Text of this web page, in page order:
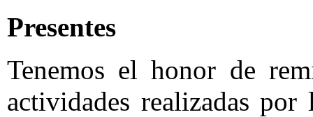
Presentes
Tenemos el honor de
actividades realizadas